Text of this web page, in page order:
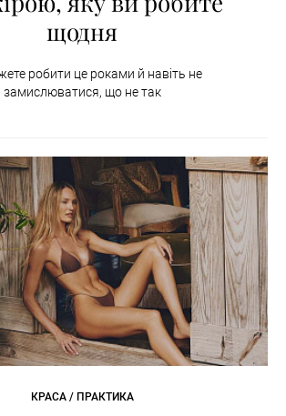
щодня
робити це роками й навіть не
замислюватися, що не так
КРАСА / ПРАКТИКА